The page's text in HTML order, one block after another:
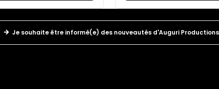
Je souhaite être informé(e) des nouveautés d'Auguri Productions